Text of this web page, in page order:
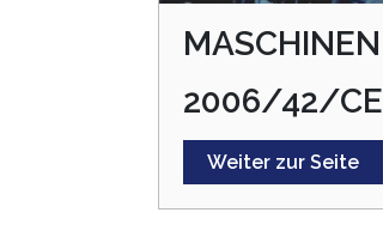
MASCHINEN |
2006/42/CE
Weiter zur Seite